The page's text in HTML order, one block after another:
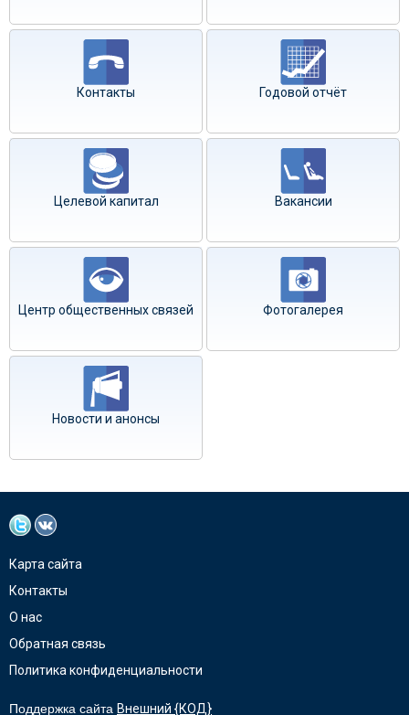
Контакты Годовой отчёт
Целевой капитал Вакансии
Центр общественных связей Фотогалерея
Новости и анонсы
Карта сайта
Контакты
О нас
Обратная связь
Политика конфиденциальности
Поддержка сайта Внешний {КОД}